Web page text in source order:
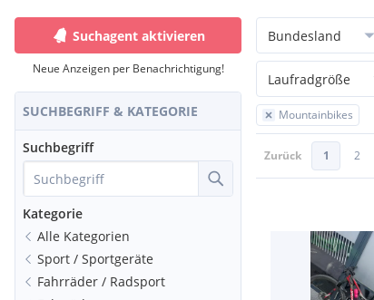
Suchagent aktivieren
Neue Anzeigen per Benachrichtigung!
SUCHBEGRIFF & KATEGORIE
Suchbegriff
Kategorie
Alle Kategorien
Sport / Sportgeräte
Fahrräder / Radsport
Bundesland
Laufradgröße
Mountainbikes
Zurück 1 2